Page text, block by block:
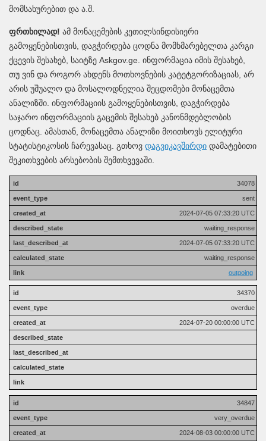
მომსახურებით და ა.შ.
ფრთხილად! ამ მონაცემების კეთილსინდისიერი
გამოყენებისთვის, დაგჭირდება ცოდნა მომხმარებელთა კარგი
ქცევის შესახებ, საიტზე Askgov.ge. ინფორმაცია იმის შესახებ,
თუ ვინ და როგორ ახდენს მოთხოვნების კატეტგორიზაციას, არ
არის უშუალო და მოსალოდნელია შეცდომები მონაცემთა
ანალიზში. ინფორმაციის გამოყენებისთვის, დაგჭირდება
საჯარო ინფორმაციის გაცემის შესახებ კანონმდებლობის
ცოდნაც. ამასთან, მონაცემთა ანალიზი მოითხოვს ელიტური
სტატისტიკოსის ჩარევასაც. გთხოვ დაგვიკავშირდი დამატებითი
შეკითხვების არსებობის შემთხვევაში.
34078
sent
2024-07-05 07:33:20 UTC
waiting_response
2024-07-05 07:33:20 UTC
waiting_response
outgoing
34370
overdue
2024-07-20 00:00:00 UTC
34847
very_overdue
2024-08-03 00:00:00 UTC